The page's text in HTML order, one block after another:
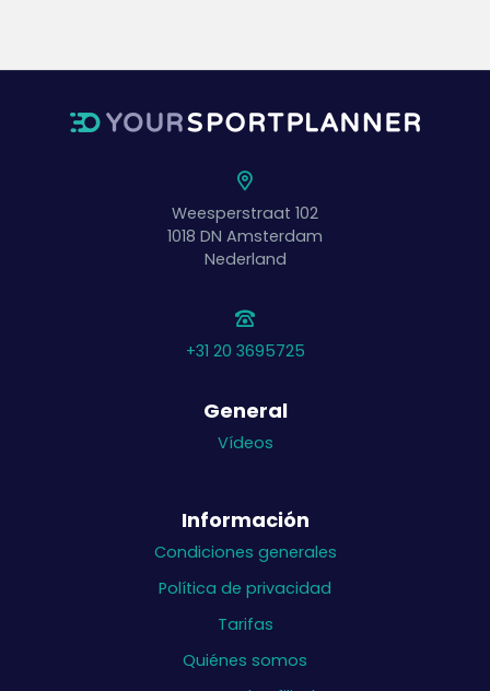
Weesperstraat 102
1018 DN Amsterdam
Nederland
+31 20 3695725
General
Vídeos
Información
Condiciones generales
Política de privacidad
Tarifas
Quiénes somos